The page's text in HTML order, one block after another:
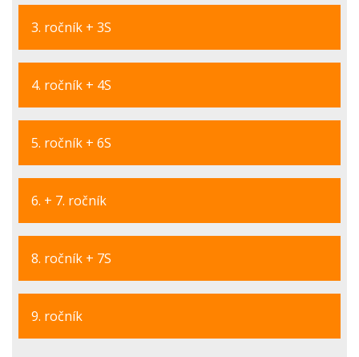
3. ročník + 3S
4. ročník + 4S
5. ročník + 6S
6. + 7. ročník
8. ročník + 7S
9. ročník